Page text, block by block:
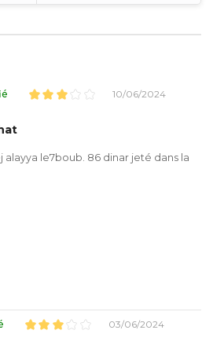
10/06/2024
alayya le7boub. 86 dinar jeté dans la
03/06/2024